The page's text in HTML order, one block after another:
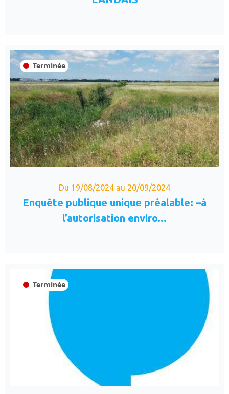
Terminée
Du 19/08/2024 au 20/09/2024
Enquête publique unique préalable: –à
l’autorisation enviro...
Terminée